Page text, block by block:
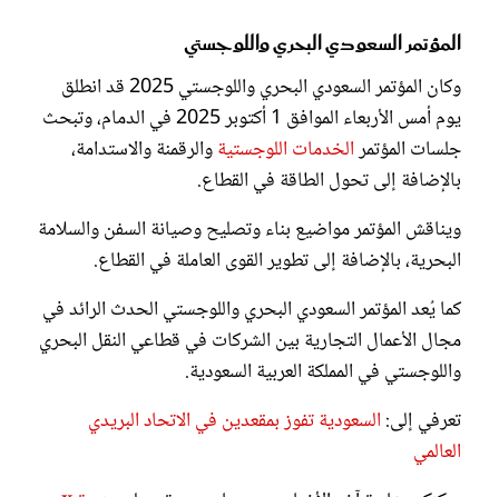
المؤتمر السعودي البحري واللوجستي
وكان المؤتمر السعودي البحري واللوجستي 2025 قد انطلق
يوم أمس الأربعاء الموافق 1 أكتوبر 2025 في الدمام، وتبحث
جلسات المؤتمرالخدمات اللوجستيةوالرقمنة والاستدامة،
بالإضافة إلى تحول الطاقة في القطاع.
ويناقش المؤتمر مواضيع بناء وتصليح وصيانة السفن والسلامة
البحرية، بالإضافة إلى تطوير القوى العاملة في القطاع.
كما يُعد المؤتمر السعودي البحري واللوجستي الحدث الرائد في
مجال الأعمال التجارية بين الشركات في قطاعي النقل البحري
واللوجستي في المملكة العربية السعودية.
تعرفي إلى: السعودية تفوز بمقعدين في الاتحاد البريدي
العالمي